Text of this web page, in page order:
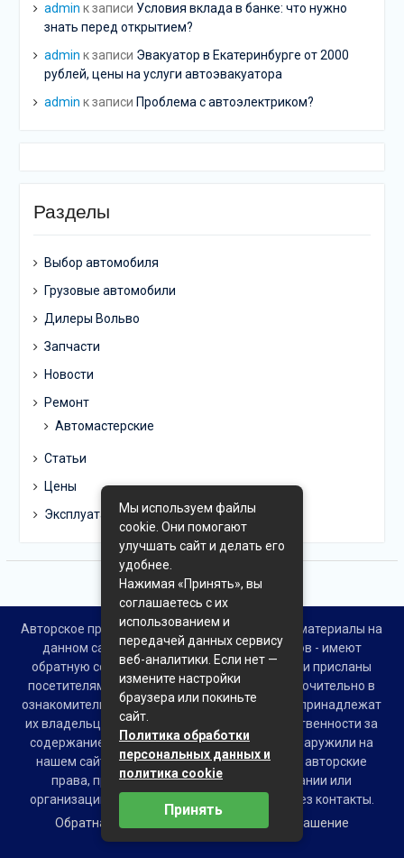
admin к записи Условия вклада в банке: что нужно
знать перед открытием?
admin к записи Эвакуатор в Екатеринбурге от 2000
рублей, цены на услуги автоэвакуатора
admin к записи Проблема с автоэлектриком?
Разделы
Выбор автомобиля
Грузовые автомобили
Дилеры Вольво
Запчасти
Новости
Ремонт
Автомастерские
Статьи
Цены
Эксплуатация
Авторское право © Все права защищены. Все материалы на
данном сайте взяты из открытых источников - имеют
обратную ссылку на материал в интернете или присланы
посетителями сайта и предоставляются исключительно в
ознакомительных целях. Права на материалы принадлежат
их владельцам. Администрация сайта ответственности за
содержание материала не несет. Если Вы обнаружили на
нашем сайте материалы, которые нарушают авторские
права, принадлежащие Вам, Вашей компании или
организации, пожалуйста, сообщите нам через контакты.
Обратная связь
Пользовательское соглашение
Мы используем файлы
cookie. Они помогают
улучшать сайт и делать его
удобнее.
Нажимая «Принять», вы
соглашаетесь с их
использованием и
передачей данных сервису
веб-аналитики. Если нет —
измените настройки
браузера или покиньте
сайт.
Политика обработки
персональных данных и
политика cookie
Принять